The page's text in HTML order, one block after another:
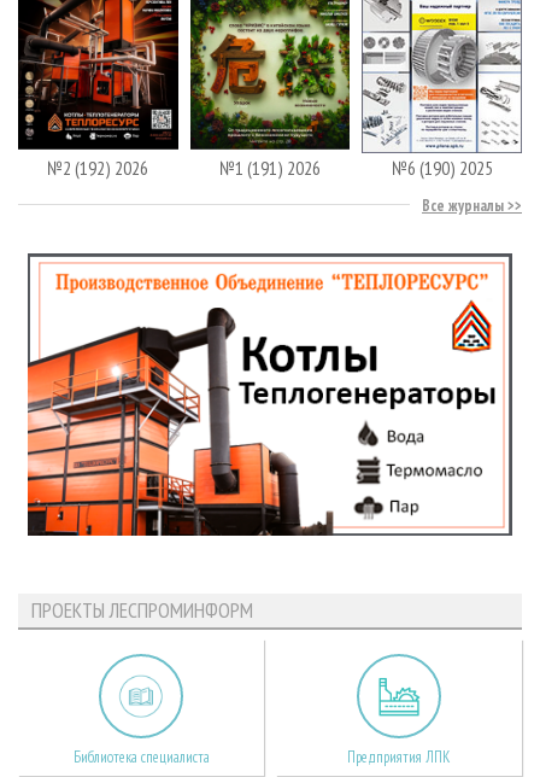
№2 (192) 2026 №1 (191) 2026 №6 (190) 2025
Все журналы
ПРОЕКТЫ ЛЕСПРОМИНФОРМ
Библиотека специалиста Предприятия ЛПК